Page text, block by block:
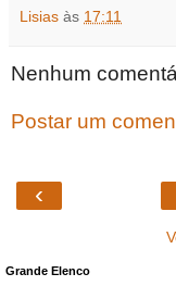
Lisias às 17:11
Nenhum
Postar um
‹
Grande Elenco